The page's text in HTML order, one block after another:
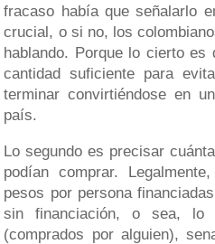
fracaso había que señalarlo
crucial, o si no, los
hablando. Porque lo cierto es
cantidad suficiente para
terminar convirtiéndose en
país.
Lo segundo es precisar
podían comprar.
pesos por persona
sin financiación, o sea,
(comprados por alguien),